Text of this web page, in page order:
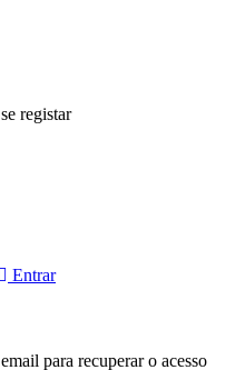
registar
Entrar
para recuperar o acesso